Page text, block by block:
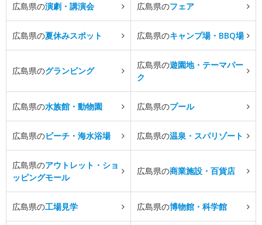
広島県の演劇・講演会 広島県のフェア
広島県の夏休みスポット 広島県のキャンプ場・BBQ場
広島県のグランピング
広島県の遊園地・テーマパー
ク
広島県の水族館・動物園 広島県のプール
広島県のビーチ・海水浴場 広島県の温泉・スパリゾート
広島県のアウトレット・ショ
ッピングモール
広島県の商業施設・百貨店
広島県の工場見学 広島県の博物館・科学館